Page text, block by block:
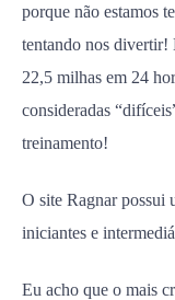
porque não estamos
tentando nos divertir!
22,5 milhas em 24
consideradas
treinamento!
O site Ragnar possui
iniciantes e
Eu acho que o mais